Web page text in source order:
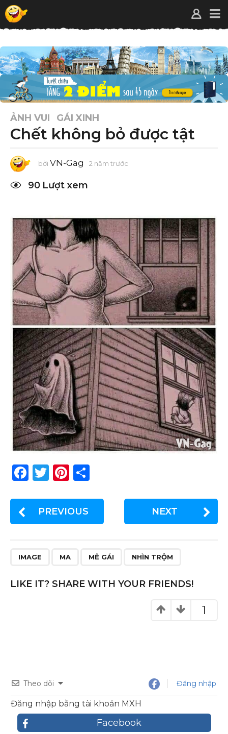
ẢNH VUI GÁI XINH
Chết không bỏ được tật
bởi VN-Gag 2 năm trước
c
90 Lượt xem
F
c
e
o
k
T
it
te
Pi
te
re
ar
e
PREVIOUS NEXT
IMAGE MA MÊ GÁI NHÌN TRỘM
LIKE IT? SHARE WITH YOUR FRIENDS!
1
Theo dõi Đăng nhập
Đăng nhập bằng tài khoản MXH
Facebook